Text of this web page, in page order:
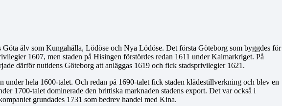
Göta älv som Kungahälla, Lödöse och Nya Lödöse. Det första Göteborg som byggdes för
1607, men staden på Hisingen förstördes redan 1611 under Kalmarkriget. På
därför nutidens Göteborg att anläggas 1619 och fick stadsprivilegier 1621.
under hela 1600-talet. Och redan på 1690-talet fick staden klädestillverkning och blev en
1700-talet dominerade den brittiska marknaden stadens export. Det var också i
grundades 1731 som bedrev handel med Kina.